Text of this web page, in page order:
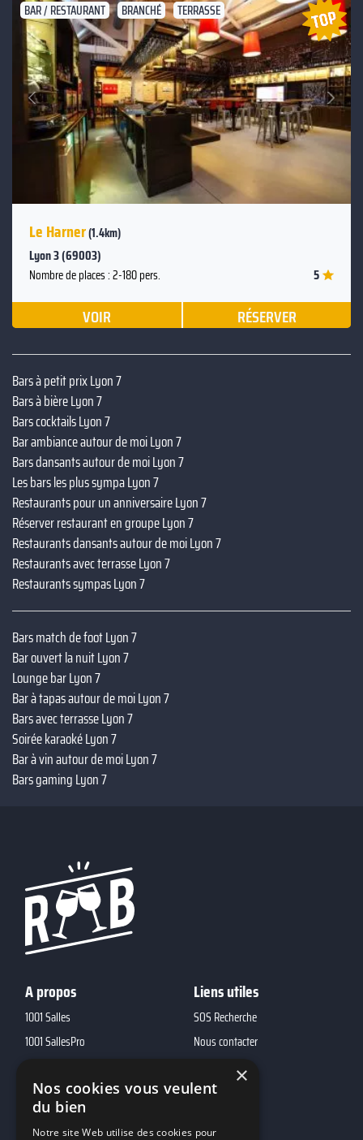
BAR / RESTAURANT BRANCHÉ TERRASSE
Précédent
Suivant
Le Harner(1.4km)
Lyon 3 (69003)
Nombre de places : 2-180 pers. 5
VOIR RÉSERVER
Bars à petit prix Lyon 7
Bars à bière Lyon 7
Bars cocktails Lyon 7
Bar ambiance autour de moi Lyon 7
Bars dansants autour de moi Lyon 7
Les bars les plus sympa Lyon 7
Restaurants pour un anniversaire Lyon 7
Réserver restaurant en groupe Lyon 7
Restaurants dansants autour de moi Lyon 7
Restaurants avec terrasse Lyon 7
Restaurants sympas Lyon 7
Bars match de foot Lyon 7
Bar ouvert la nuit Lyon 7
Lounge bar Lyon 7
Bar à tapas autour de moi Lyon 7
Bars avec terrasse Lyon 7
Soirée karaoké Lyon 7
Bar à vin autour de moi Lyon 7
Bars gaming Lyon 7
A propos
1001 Salles
1001 SallesPro
1001 DJ
10h01
Liens utiles
SOS Recherche
Nous contacter
×
Nos cookies vous veulent
du bien
Notre site Web utilise des cookies pour